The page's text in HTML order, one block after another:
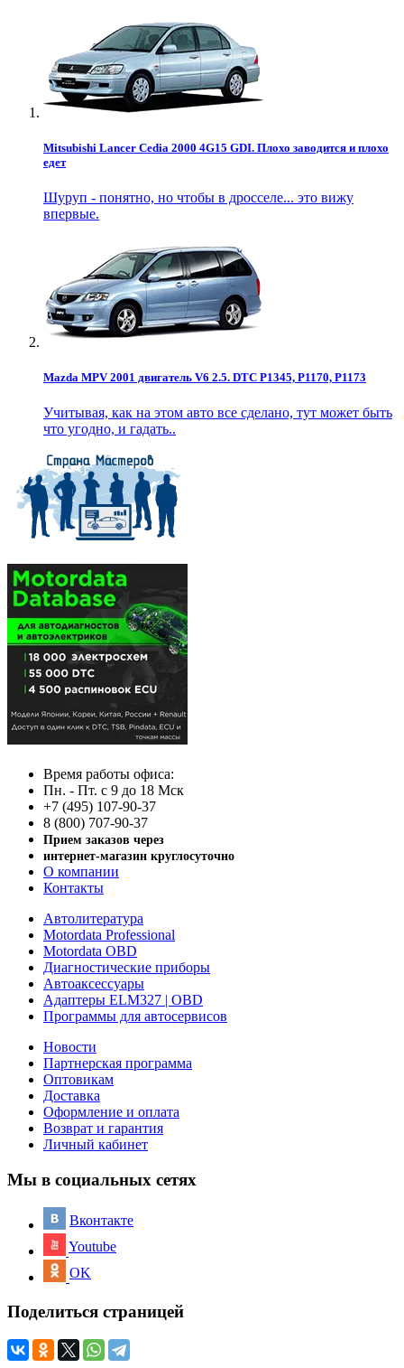
Mitsubishi Lancer Cedia 2000 4G15 GDI. Плохо заводится и плохо
едет
Шуруп - понятно, но чтобы в дросселе... это вижу
впервые.
Mazda MPV 2001 двигатель V6 2.5. DTC P1345, P1170, P1173
Учитывая, как на этом авто все сделано, тут может быть
что угодно, и гадать..
Время работы офиса:
Пн. - Пт. с 9 до 18 Мск
+7 (495) 107-90-37
8 (800) 707-90-37
Прием заказов через
интернет-магазин круглосуточно
О компании
Контакты
Автолитература
Motordata Professional
Motordata OBD
Диагностические приборы
Автоаксессуары
Адаптеры ELM327 | OBD
Программы для автосервисов
Новости
Партнерская программа
Оптовикам
Доставка
Оформление и оплата
Возврат и гарантия
Личный кабинет
Мы в социальных сетях
Вконтакте
Youtube
OK
Поделиться страницей